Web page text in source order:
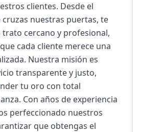
clientes. Desde el
nuestras puertas, te
cercano y profesional,
cada cliente merece una
Nuestra misión es
transparente y justo,
tu oro con total
Con años de experiencia
perfeccionado nuestros
que obtengas el